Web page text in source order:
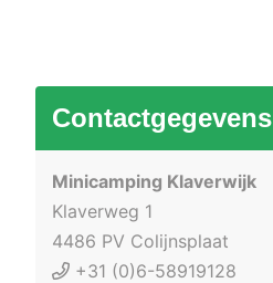
Contactgegevens
Minicamping Klaverwijk
Klaverweg 1
4486 PV Colijnsplaat
+31 (0)6-58919128